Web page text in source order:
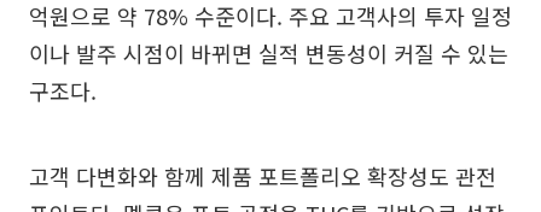
억원으로 약 78% 수준이다. 주요 고객사의 투자 일정
이나 발주 시점이 바뀌면 실적 변동성이 커질 수 있는
구조다.
고객 다변화와 함께 제품 포트폴리오 확장성도 관전